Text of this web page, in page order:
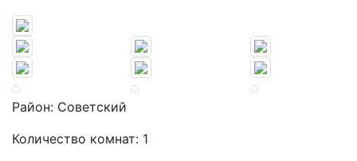
Район: Советский
Количество комнат: 1